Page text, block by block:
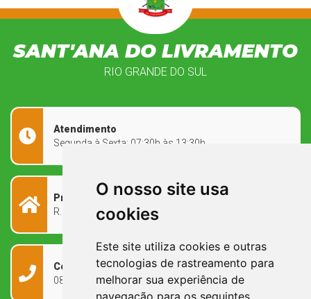
O nosso site usa
cookies
Este site utiliza cookies e outras
tecnologias de rastreamento para
melhorar sua experiência de
navegação para os seguintes
SANT'ANA DO LIVRAMENTO
RIO GRANDE DO SUL
Atendimento
Segunda à Sexta: 07:30h às 13:30h
Prefeitura Municipal
R. Rivadávia Corrêa, 858 - Centro - RS, 97573-010
Contato
0800 090 2050